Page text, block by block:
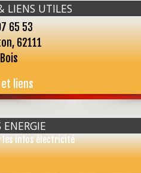
LIENS UTILES
65 53
62111
liens
ENERGIE
les infos électricité